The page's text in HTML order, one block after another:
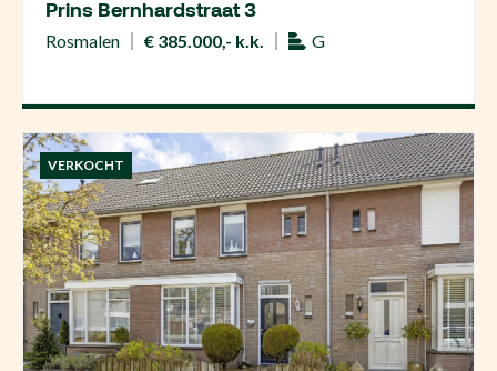
Prins Bernhardstraat 3
Rosmalen € 385.000,- k.k. G
VERKOCHT